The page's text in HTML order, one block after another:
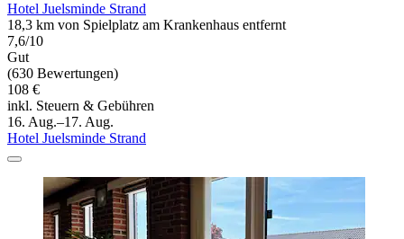
Hotel Juelsminde Strand
18,3 km von Spielplatz am Krankenhaus entfernt
7,6/10
Gut
(630 Bewertungen)
108 €
inkl. Steuern & Gebühren
16. Aug.–17. Aug.
Hotel Juelsminde Strand